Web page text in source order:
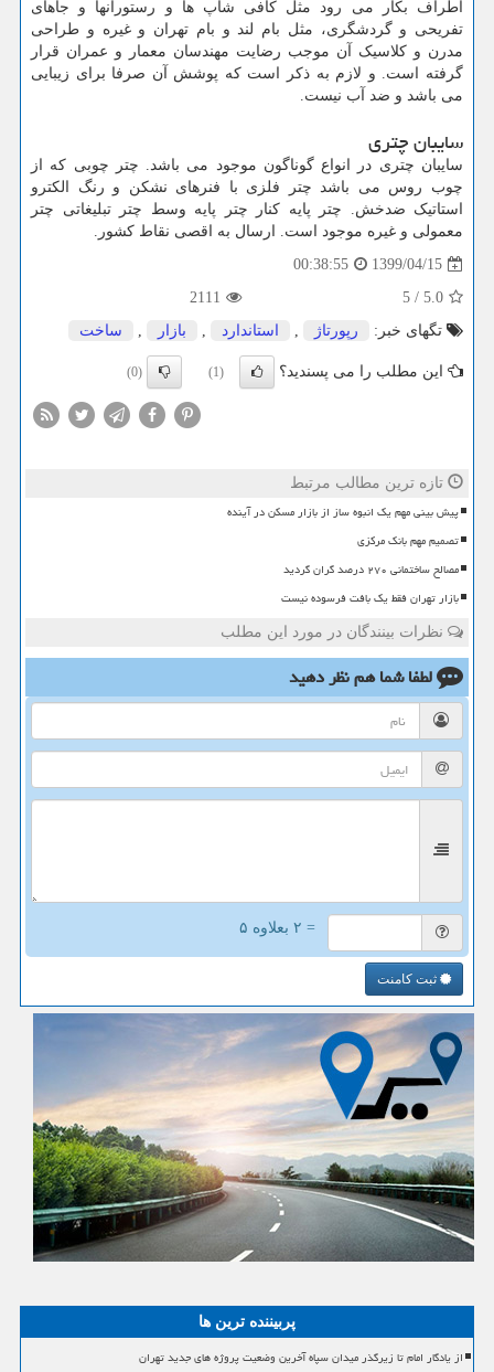
اطراف بکار می رود مثل کافی شاپ ها و رستورانها و جاهای
تفریحی و گردشگری، مثل بام لند و بام تهران و غیره و طراحی
مدرن و کلاسیک آن موجب رضایت مهندسان معمار و عمران قرار
گرفته است. و لازم به ذکر است که پوشش آن صرفا برای زیبایی
می باشد و ضد آب نیست.
سایبان چتری
سایبان چتری در انواع گوناگون موجود می باشد. چتر چوبی که از
چوب روس می باشد چتر فلزی با فنرهای نشکن و رنگ الکترو
استاتیک ضدخش. چتر پایه کنار چتر پایه وسط چتر تبلیغاتی چتر
معمولی و غیره موجود است. ارسال به اقصی نقاط کشور.
1399/04/15
00:38:55
5.0
/
5
2111
تگهای خبر:
رپورتاژ , استاندارد , بازار , ساخت
این مطلب را می پسندید؟ (1)
(0)
تازه ترین مطالب مرتبط
پیش بینی مهم یک انبوه ساز از بازار مسکن در آینده
تصمیم مهم بانک مرکزی
مصالح ساختمانی ۲۷۰ درصد گران گردید
بازار تهران فقط یک بافت فرسوده نیست
نظرات بینندگان در مورد این مطلب
لطفا شما همنظر دهید
= ۲ بعلاوه ۵
ثبت کامنت
پربیننده ترین ها
از یادگار امام تا زیرگذر میدان سپاه آخرین وضعیت پروژه های جدید تهران